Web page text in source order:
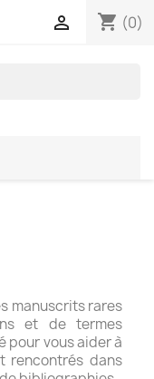
shopping_cart (0)

manuscrits rares
et de termes
pour vous aider à
rencontrés dans